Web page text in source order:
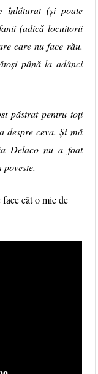
înlăturat (și poate
(adică locuitorii
care nu face rău.
până la adânci
păstrat pentru toți
despre ceva. Și mă
Delaco nu a foat
cât o mie de